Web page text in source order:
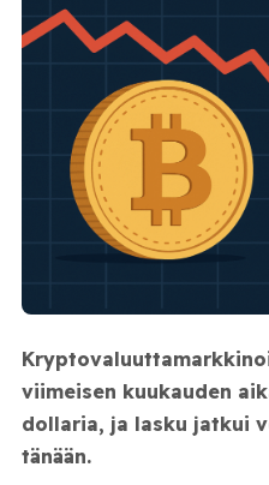
viimeisen kuukauden
dollaria, ja lasku jatkui
tänään.